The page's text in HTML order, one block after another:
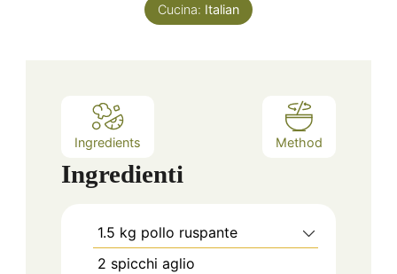
Cucina: Italian
Ingredients Method
Ingredienti
1.5 kg pollo ruspante
2 spicchi aglio